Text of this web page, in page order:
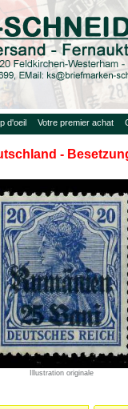
d'oeil Votre premier achat
-
Illustration originale